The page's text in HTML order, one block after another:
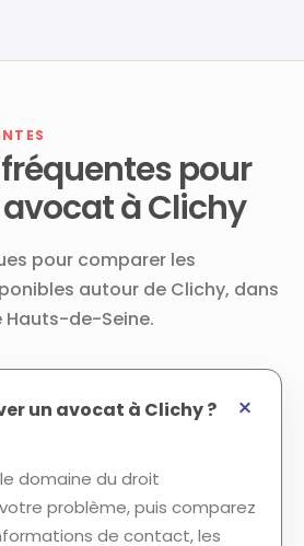
pour
à Clichy
pour comparer les
autour de Clichy, dans
de-Seine.
un avocat à Clichy ?
domaine du droit
problème, puis comparez
de contact, les